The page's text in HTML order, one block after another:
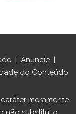
| Anuncie |
do Conteúdo
meramente